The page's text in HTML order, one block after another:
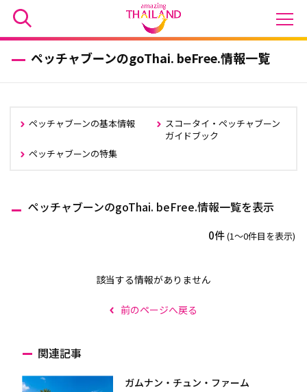
ペッチャブーンのgoThai. beFree.情報一覧
ペッチャブーンの基本情報
スコータイ・ペッチャブーン
ガイドブック
ペッチャブーンの特集
ペッチャブーンのgoThai. beFree.情報一覧を表示
0件(1〜0件目を表示)
該当する情報がありません
前のページへ戻る
関連記事
ガムナン・チュン・ファーム